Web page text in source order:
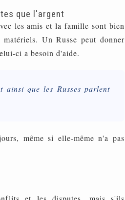
que l'argent
les amis et la famille sont bien
Un Russe peut donner
ci a besoin d'aide.
que les Russes parlent
même si elle-même n'a pas